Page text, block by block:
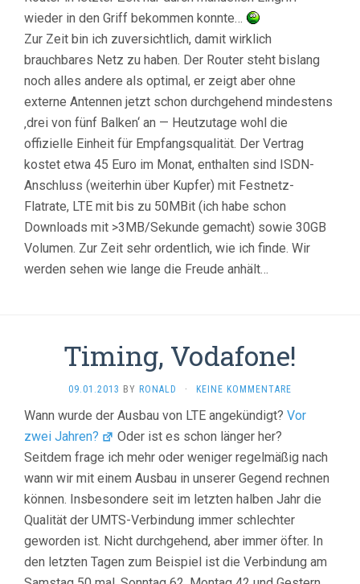
wieder in den Griff bekommen konnte…
Zur Zeit bin ich zuversichtlich, damit wirklich
brauchbares Netz zu haben. Der Router steht bislang
noch alles andere als optimal, er zeigt aber ohne
externe Antennen jetzt schon durchgehend mindestens
‚drei von fünf Balken‘ an — Heutzutage wohl die
offizielle Einheit für Empfangsqualität. Der Vertrag
kostet etwa 45 Euro im Monat, enthalten sind ISDN-
Anschluss (weiterhin über Kupfer) mit Festnetz-
Flatrate, LTE mit bis zu 50MBit (ich habe schon
Downloads mit >3MB/Sekunde gemacht) sowie 30GB
Volumen. Zur Zeit sehr ordentlich, wie ich finde. Wir
werden sehen wie lange die Freude anhält…
Timing, Vodafone!
09.01.2013 BY RONALD · KEINE KOMMENTARE
Wann wurde der Ausbau von LTE angekündigt? Vor
zwei Jahren?
Oder ist es schon länger her?
Seitdem frage ich mehr oder weniger regelmäßig nach
wann wir mit einem Ausbau in unserer Gegend rechnen
können. Insbesondere seit im letzten halben Jahr die
Qualität der UMTS-Verbindung immer schlechter
geworden ist. Nicht durchgehend, aber immer öfter. In
den letzten Tagen zum Beispiel ist die Verbindung am